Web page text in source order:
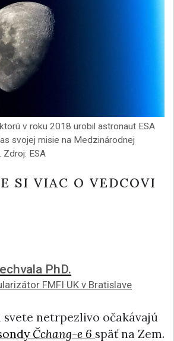
v roku 2018 urobil astronaut ESA
svojej misie na Medzinárodnej
Zdroj: ESA
SI VIAC O VEDCOVI
PhD.
FMFI UK v Bratislave
svete netrpezlivo očakávajú
Čchang-e 6 späť na Zem.